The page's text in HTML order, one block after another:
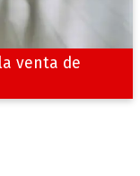
venta de